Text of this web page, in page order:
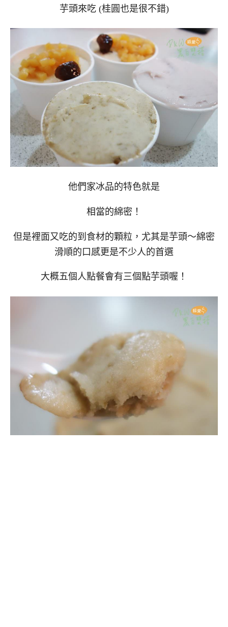
芋頭來吃 (桂圓也是很不錯)
他們家冰品的特色就是
相當的綿密！
但是裡面又吃的到食材的顆粒，尤其是芋頭～綿密
滑順的口感更是不少人的首選
大概五個人點餐會有三個點芋頭喔！